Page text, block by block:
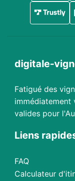
digitale-
Fatigué des
immédiatement
valides pour
Liens
FAQ
Calculateur